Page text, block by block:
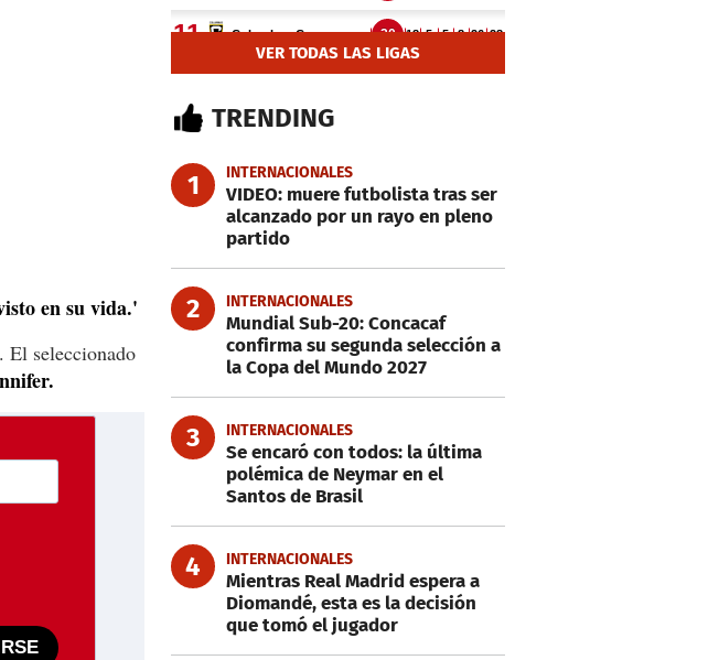
en su vida.'
El seleccionado
VER TODAS LAS LIGAS
TRENDING
1 INTERNACIONALES
VIDEO: muere futbolista tras ser
alcanzado por un rayo en pleno
partido
2 INTERNACIONALES
Mundial Sub-20: Concacaf
confirma su segunda selección a
la Copa del Mundo 2027
3 INTERNACIONALES
Se encaró con todos: la última
polémica de Neymar en el
Santos de Brasil
4 INTERNACIONALES
Mientras Real Madrid espera a
Diomandé, esta es la decisión
que tomó el jugador